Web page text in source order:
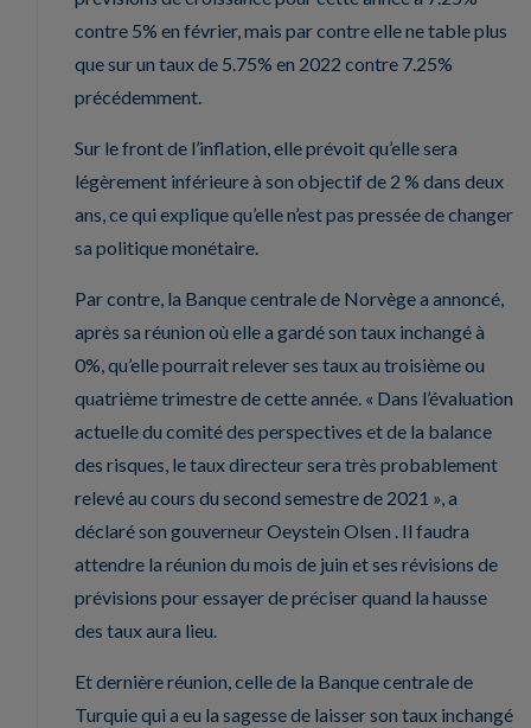
contre 5% en février, mais par contre elle ne table plus
que sur un taux de 5.75% en 2022 contre 7.25%
précédemment.
Sur le front de l’inflation, elle prévoit qu’elle sera
légèrement inférieure à son objectif de 2 % dans deux
ans, ce qui explique qu’elle n’est pas pressée de changer
sa politique monétaire.
Par contre, la Banque centrale de Norvège a annoncé,
après sa réunion où elle a gardé son taux inchangé à
0%, qu’elle pourrait relever ses taux au troisième ou
quatrième trimestre de cette année. « Dans l’évaluation
actuelle du comité des perspectives et de la balance
des risques, le taux directeur sera très probablement
relevé au cours du second semestre de 2021 », a
déclaré son gouverneur Oeystein Olsen . Il faudra
attendre la réunion du mois de juin et ses révisions de
prévisions pour essayer de préciser quand la hausse
des taux aura lieu.
Et dernière réunion, celle de la Banque centrale de
Turquie qui a eu la sagesse de laisser son taux inchangé